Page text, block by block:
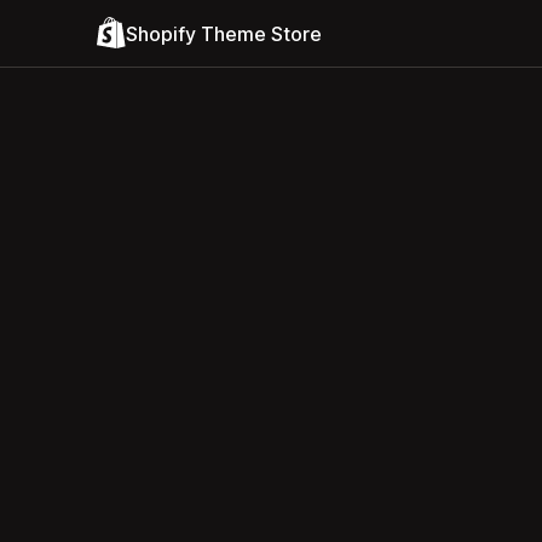
Shopify Theme Store